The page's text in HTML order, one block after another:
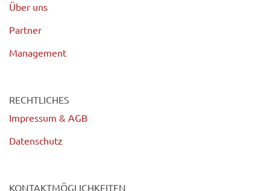
Über uns
Partner
Management
RECHTLICHES
Impressum & AGB
Datenschutz
KONTAKTMÖGLICHKEITEN